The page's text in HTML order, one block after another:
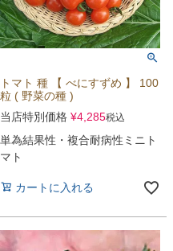
トマト 種 【 べにすずめ 】 100
粒 ( 野菜の種 )
当店特別価格 ¥4,285税込
単為結果性・複合耐病性ミニト
マト
カートに入れる